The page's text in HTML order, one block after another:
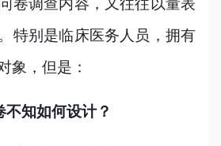
特别是临床医务人员，拥有
象，但是：
不知如何设计？